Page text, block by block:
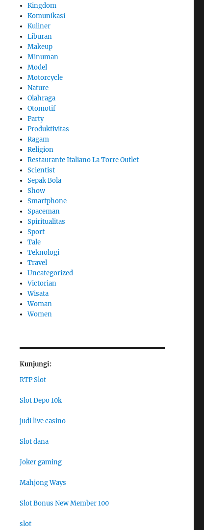
Kingdom
Komunikasi
Kuliner
Liburan
Makeup
Minuman
Model
Motorcycle
Nature
Olahraga
Otomotif
Party
Produktivitas
Ragam
Religion
Restaurante Italiano La Torre Outlet
Scientist
Sepak Bola
Show
Smartphone
Spaceman
Spiritualitas
Sport
Tale
Teknologi
Travel
Uncategorized
Victorian
Wisata
Woman
Women
Kunjungi:
RTP Slot
Slot Depo 10k
judi live casino
Slot dana
Joker gaming
Mahjong Ways
Slot Bonus New Member 100
slot